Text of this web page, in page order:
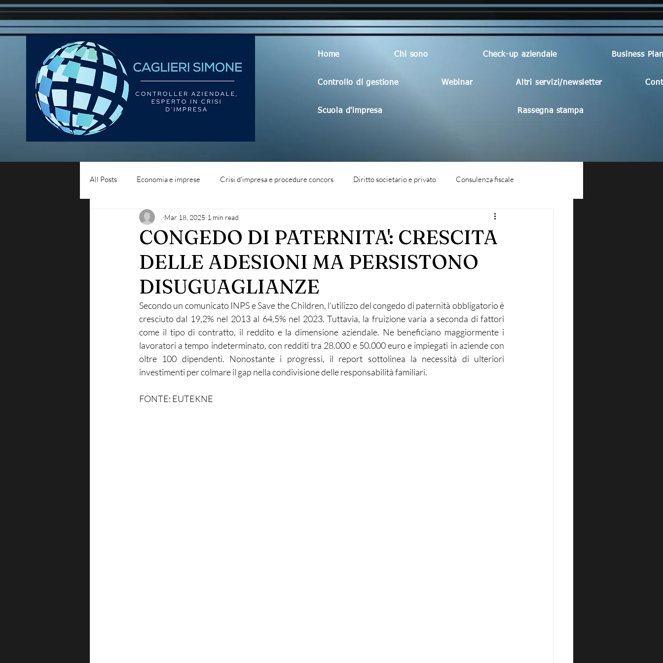
Home Chi sono Check-up aziendale Business
Controllo di gestione Webinar Altri servizi/newsletter
Scuola d'impresa Rassegna stampa
All Posts Economia e imprese Crisi d'impresa e procedure concors Diritto societario e privato Consulenza fiscale
Diritto del lavoro Blog - liquidità aziendale
CONGEDO DI PATERNITA': CRESCITA
DELLE ADESIONI MA PERSISTONO
DISUGUAGLIANZE
Mar 18, 2025 1 min read
Secondo un comunicato INPS e Save the Children, l’utilizzo del congedo di paternità obbligatorio è
cresciuto dal 19,2% nel 2013 al 64,5% nel 2023. Tuttavia, la fruizione varia a seconda di fattori
come il tipo di contratto, il reddito e la dimensione aziendale. Ne beneficiano maggiormente i
lavoratori a tempo indeterminato, con redditi tra 28.000 e 50.000 euro e impiegati in aziende con
oltre 100 dipendenti. Nonostante i progressi, il report sottolinea la necessità di ulteriori
investimenti per colmare il gap nella condivisione delle responsabilità familiari.
FONTE: EUTEKNE